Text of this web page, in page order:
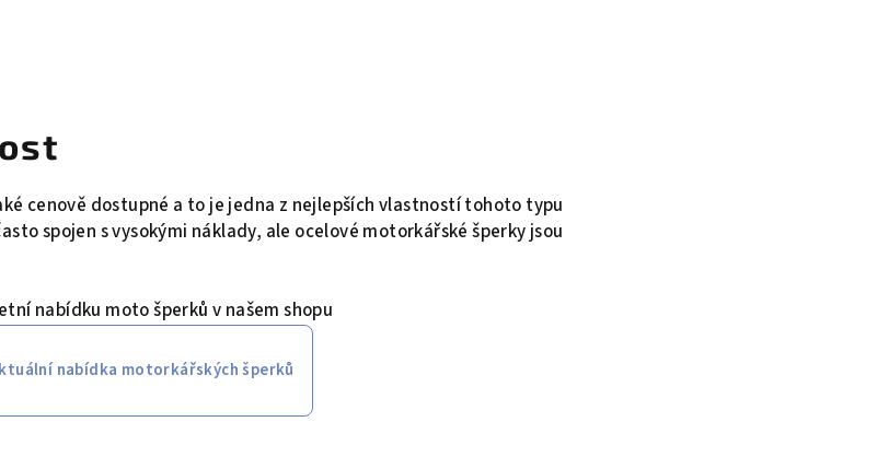
cenově dostupné a to je jedna z nejlepších vlastností tohoto typu
spojen s vysokými náklady, ale ocelové motorkářské šperky jsou
nabídku moto šperků v našem shopu
nabídka motorkářských šperků